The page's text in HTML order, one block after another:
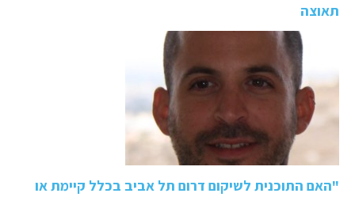
תאוצה
"האם התוכנית לשיקום דרום תל אביב בכלל קיימת או